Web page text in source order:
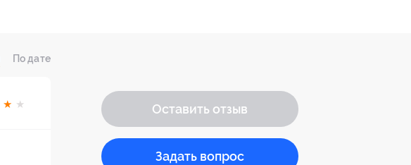
По дате
★ ★ Оставить отзыв
Задать вопрос